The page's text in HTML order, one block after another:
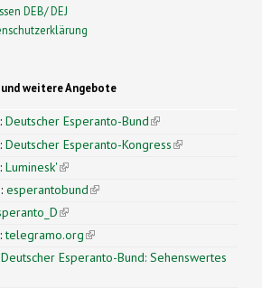
DEB/ DEJ
weitere Angebote
Deutscher Esperanto-Bund(link is
external)
Deutscher Esperanto-Kongress(link is
Luminesk'(link is external)
esperantobund(link is external)
(link is external)
telegramo.org(link is external)
Deutscher Esperanto-Bund: Sehenswertes